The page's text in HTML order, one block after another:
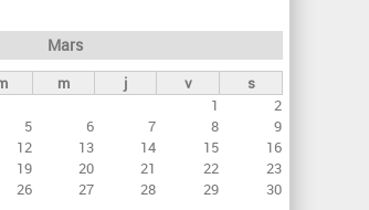
Mars
m j v
s
1
2
5 6 7 8
9
12 13 14 15
16
19 20 21 22
23
26 27 28 29
30